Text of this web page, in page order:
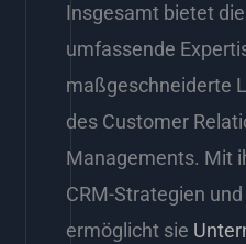
Insgesamt bietet
umfassende
maßgeschneiderte
des Customer
Managements. Mit
CRM-Strategien
ermöglicht sie